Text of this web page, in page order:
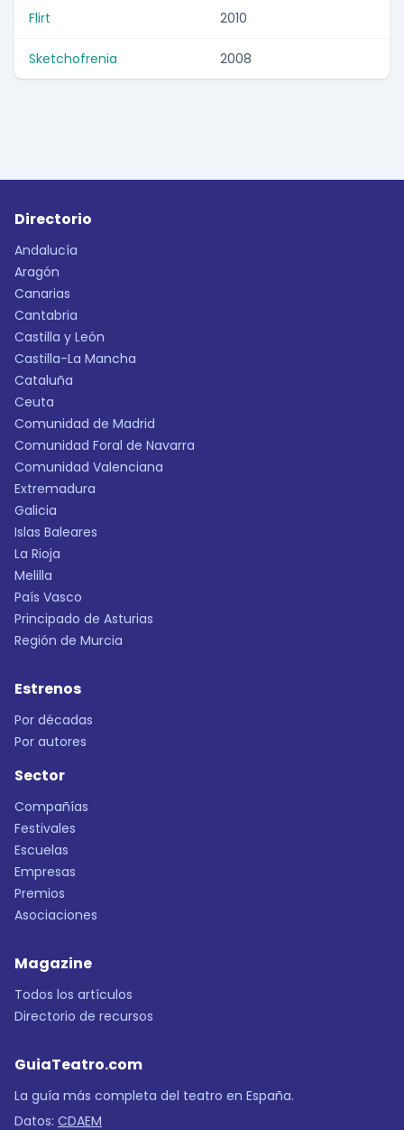
Flirt 2010
Sketchofrenia 2008
Directorio
Andalucía
Aragón
Canarias
Cantabria
Castilla y León
Castilla-La Mancha
Cataluña
Ceuta
Comunidad de Madrid
Comunidad Foral de Navarra
Comunidad Valenciana
Extremadura
Galicia
Islas Baleares
La Rioja
Melilla
País Vasco
Principado de Asturias
Región de Murcia
Estrenos
Por décadas
Por autores
Sector
Compañías
Festivales
Escuelas
Empresas
Premios
Asociaciones
Magazine
Todos los artículos
Directorio de recursos
GuiaTeatro.com
La guía más completa del teatro en España.
Datos: CDAEM